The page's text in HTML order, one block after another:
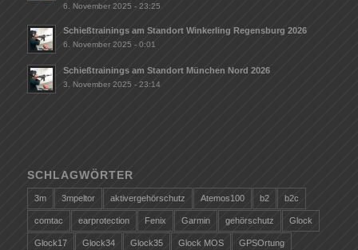
6. November 2025 - 23:25
Schießtrainings am Standort Winkerling Regensburg 2026
6. November 2025 - 0:01
Schießtrainings am Standort München Nord 2026
3. November 2025 - 23:14
SCHLAGWÖRTER
3m 3mpeltor aktivergehörschutz Atemos100 b2 b2c
comtac earprotection Fenix Garmin gehörschutz Glock
Glock17 Glock34 Glock35 Glock MOS GPSOrtung